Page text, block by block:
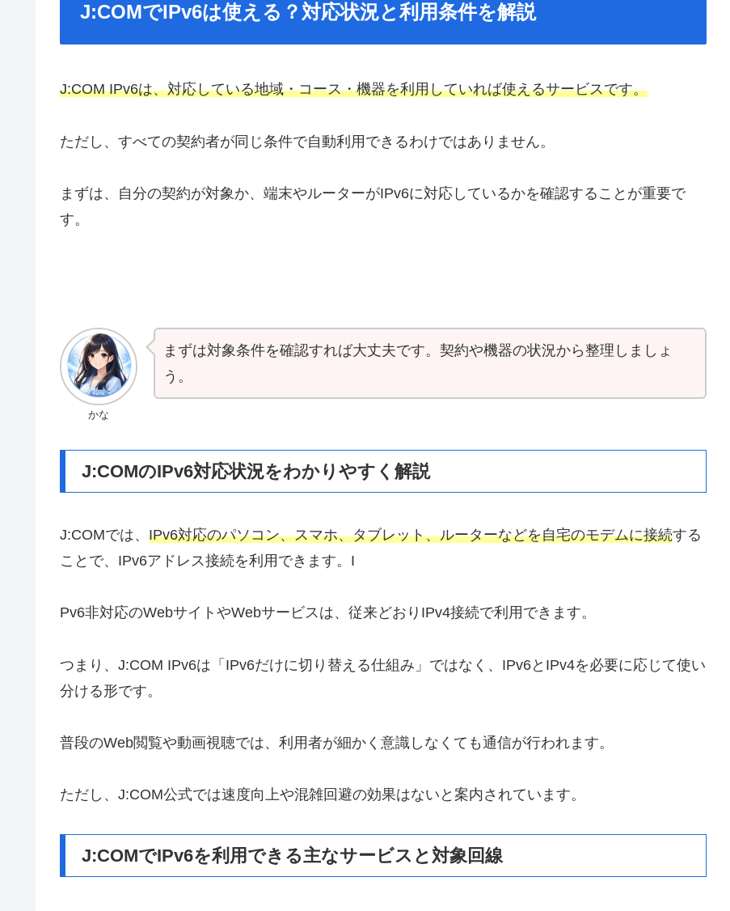
J:COMでIPv6は使える？対応状況と利用条件を解説
J:COM IPv6は、対応している地域・コース・機器を利用していれば使えるサービスです。
ただし、すべての契約者が同じ条件で自動利用できるわけではありません。
まずは、自分の契約が対象か、端末やルーターがIPv6に対応しているかを確認することが重要で
す。
かな
まずは対象条件を確認すれば大丈夫です。契約や機器の状況から整理しましょ
う。
J:COMのIPv6対応状況をわかりやすく解説
J:COMでは、 IPv6対応のパソコン、スマホ、タブレット、ルーターなどを自宅のモデムに接続する
ことで、IPv6アドレス接続を利用できます。I
Pv6非対応のWebサイトやWebサービスは、従来どおりIPv4接続で利用できます。
つまり、J:COM IPv6は「IPv6だけに切り替える仕組み」ではなく、IPv6とIPv4を必要に応じて使い
分ける形です。
普段のWeb閲覧や動画視聴では、利用者が細かく意識しなくても通信が行われます。
ただし、J:COM公式では速度向上や混雑回避の効果はないと案内されています。
J:COMでIPv6を利用できる主なサービスと対象回線